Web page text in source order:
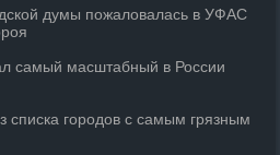
думы пожаловалась в УФАС
самый масштабный в России
списка городов с самым грязным